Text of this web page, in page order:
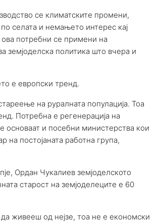
се климатските промени,
селата и немањето интерес кај
потребни се примени на
земјоделска политика што вчера и
е европски тренд.
на руралната популација. Тоа
Потребна е регенерација на
основаат и посебни министерства кои
на постојаната работна група,
Ордан Чукалиев земјоделското
старост на земјоделеците е 60
живееш од нејзе, тоа не е економски